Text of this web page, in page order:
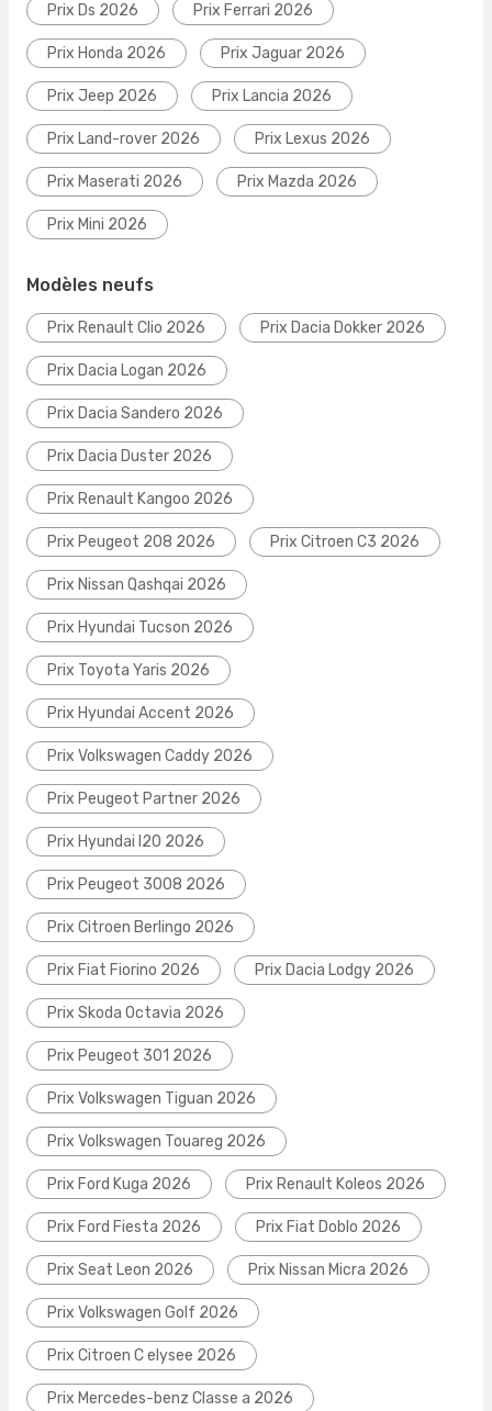
Prix Ds 2026 Prix Ferrari 2026
Prix Honda 2026 Prix Jaguar 2026
Prix Jeep 2026 Prix Lancia 2026
Prix Land-rover 2026 Prix Lexus 2026
Prix Maserati 2026 Prix Mazda 2026
Prix Mini 2026
Modèles neufs
Prix Renault Clio 2026 Prix Dacia Dokker 2026
Prix Dacia Logan 2026
Prix Dacia Sandero 2026
Prix Dacia Duster 2026
Prix Renault Kangoo 2026
Prix Peugeot 208 2026 Prix Citroen C3 2026
Prix Nissan Qashqai 2026
Prix Hyundai Tucson 2026
Prix Toyota Yaris 2026
Prix Hyundai Accent 2026
Prix Volkswagen Caddy 2026
Prix Peugeot Partner 2026
Prix Hyundai I20 2026
Prix Peugeot 3008 2026
Prix Citroen Berlingo 2026
Prix Fiat Fiorino 2026 Prix Dacia Lodgy 2026
Prix Skoda Octavia 2026
Prix Peugeot 301 2026
Prix Volkswagen Tiguan 2026
Prix Volkswagen Touareg 2026
Prix Ford Kuga 2026 Prix Renault Koleos 2026
Prix Ford Fiesta 2026 Prix Fiat Doblo 2026
Prix Seat Leon 2026 Prix Nissan Micra 2026
Prix Volkswagen Golf 2026
Prix Citroen C elysee 2026
Prix Mercedes-benz Classe a 2026